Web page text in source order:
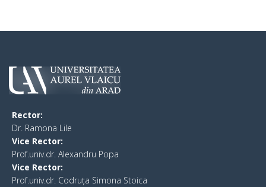
Rector:
​Dr. Ramona Lile
Vice Rector:
Prof.univ.dr. Alexandru Popa
Vice Rector:
Prof.univ.dr. Codruța Simona Stoica